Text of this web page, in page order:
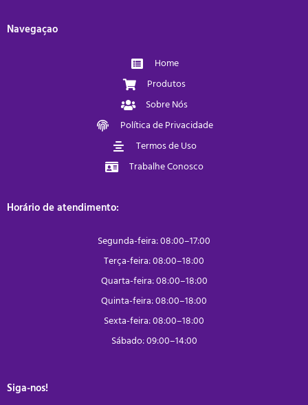
Navegaçao
Home
Produtos
Sobre Nós
Política de Privacidade
Termos de Uso
Trabalhe Conosco
Horário de atendimento:
Segunda-feira: 08:00–17:00
Terça-feira: 08:00–18:00
Quarta-feira: 08:00–18:00
Quinta-feira: 08:00–18:00
Sexta-feira: 08:00–18:00
Sábado: 09:00–14:00
Siga-nos!